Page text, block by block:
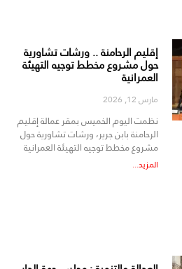
إقليم الرحامنة .. ورشات تشاورية
حول مشروع مخطط توجيه التهيئة
العمرانية
مارس 12, 2026
نظمت اليوم الخميس بمقر عمالة إقليم
الرحامنة بابن جرير، ورشات تشاورية حول
مشروع مخطط توجيه التهيئة العمرانية
المزيد...